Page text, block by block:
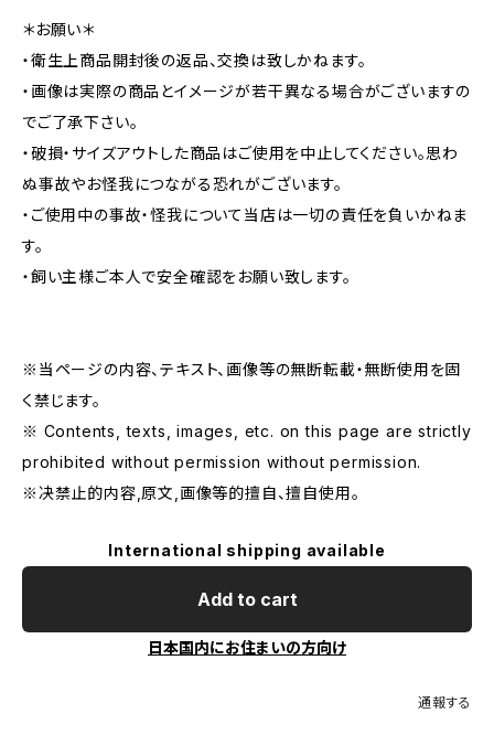
＊お願い＊
・衛生上商品開封後の返品、交換は致しかねます。
・画像は実際の商品とイメージが若干異なる場合がございますの
でご了承下さい。
・破損・サイズアウトした商品はご使用を中止してください。思わ
ぬ事故やお怪我につながる恐れがございます。
・ご使用中の事故・怪我について当店は一切の責任を負いかねま
す。
・飼い主様ご本人で安全確認をお願い致します。
※当ページの内容、テキスト、画像等の無断転載・無断使用を固
く禁じます。
※ Contents, texts, images, etc. on this page are strictly
prohibited without permission without permission.
※决禁止的内容,原文,画像等的擅自、擅自使用。
International shipping available
Add to cart
日本国内にお住まいの方向け
通報する